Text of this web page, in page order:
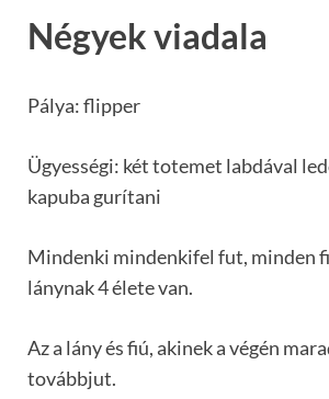
Négyek viadala
Pálya: flipper
Ügyességi: két totemet labdával
kapuba gurítani
Mindenki mindenkifel fut, minden
lánynak 4 élete van.
Az a lány és fiú, akinek a végén
továbbjut.